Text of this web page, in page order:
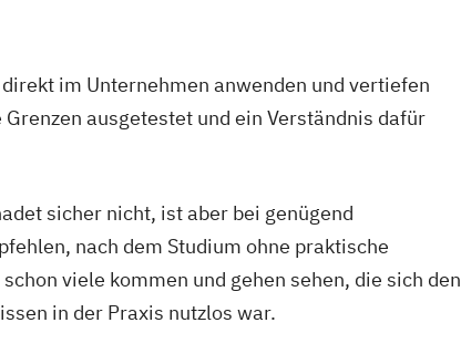
im Unternehmen anwenden und vertiefen
ausgetestet und ein Verständnis dafür
sicher nicht, ist aber bei genügend
nach dem Studium ohne praktische
viele kommen und gehen sehen, die sich den
in der Praxis nutzlos war.